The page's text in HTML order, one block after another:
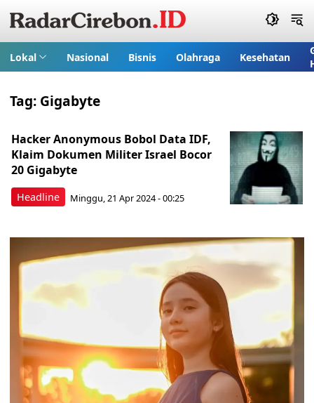
Lokal Nasional Bisnis Olahraga Kesehatan
Tag: Gigabyte
Headline
Hacker Anonymous Bobol Data IDF,
Klaim Dokumen Militer Israel Bocor
20 Gigabyte
Minggu, 21 Apr 2024 - 00:25